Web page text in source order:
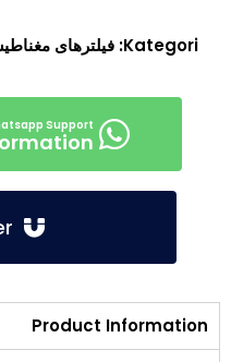
Kategori: فیلترهای
Product Information